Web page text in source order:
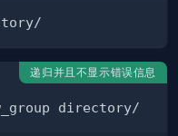
递归并且不显示错误信息